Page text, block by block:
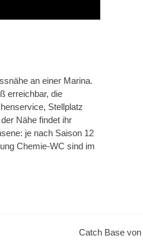
an einer Marina.
erreichbar, die
Stellplatz
Nähe findet ihr
je nach Saison 12
Chemie-WC sind im
Catch Base von